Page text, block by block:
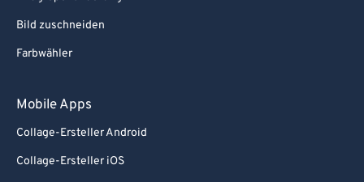
Bild zuschneiden
Farbwähler
Mobile Apps
Collage-Ersteller Android
Collage-Ersteller iOS